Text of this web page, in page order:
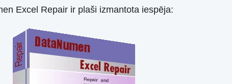
Excel Repair ir plaši izmantota iespēja: